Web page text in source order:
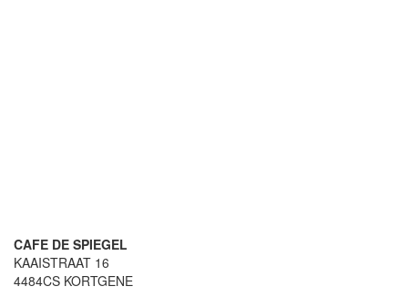
CAFE DE SPIEGEL
KAAISTRAAT 16
4484CS KORTGENE